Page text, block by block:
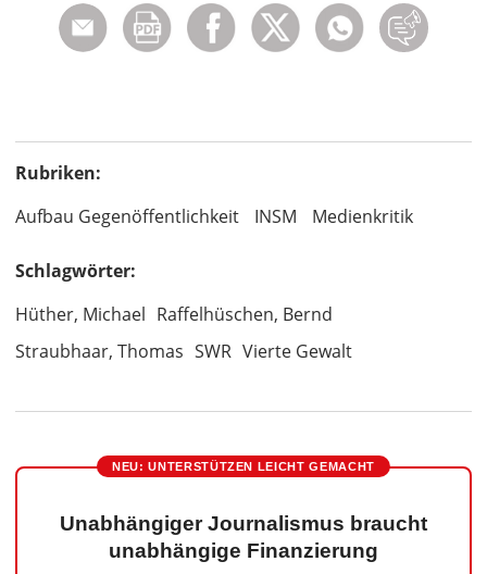
Rubriken:
Aufbau Gegenöffentlichkeit
INSM Medienkritik
Schlagwörter:
Hüther, Michael Raffelhüschen, Bernd
Straubhaar, Thomas SWR Vierte Gewalt
NEU: UNTERSTÜTZEN LEICHT GEMACHT
Unabhängiger Journalismus braucht
unabhängige Finanzierung